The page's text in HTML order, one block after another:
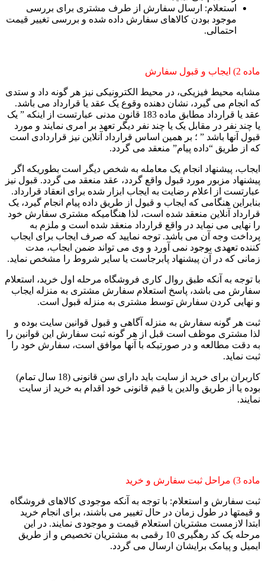
استعلام: ارسال سفارش از طرف مشتری برای بررسی
موجود بودن کالاهای سفارش داده شده و بررسی تغییر قیمت
احتمالی.
ماده 2) ایجاب و قبول سفارش
مشابه محیط فیزیکی، در محیط الکترونیکی نیز هر گونه داد و ستدی
که انجام می گیرد، نشان دهنده وقوع یک عقد یا قرارداد می باشد.
عقد یا قرارداد مطابق ماده 183 قانون مدنی عبارتست از اینکه ” یک
یا چند نفر در مقابل یک یا چند نفر دیگر تعهد بر امری نمایند و مورد
قبول آنها باشد ” ؛ بر همین اساس قرارداد آنلاین نیز قراردادی است
که از طریق “داده پیام” منعقد می گردد.
ایجاب، پیشنهاد انجام یک معامله به شخص دیگر است بطوریکه اگر
پیشنهاد مزبور مورد قبول واقع گردد، عقد منعقد می گردد. قبول نیز
عبارتست از اعلام رضایت به ایجاب ابزار شده برای انعقاد قرارداد.
بنابراین هنگامی که ایجاب و قبول از طریق داده پیام انجام گیرد، یک
قرارداد آنلاین منعقد شده است، لذا هنگامیکه مشتری سفارش خود
را نهایی می نماید در واقع قرارداد منعقد شده است و ملزم به
پرداخت وجه آن می باشد. توجه نمایید که صرف ایجاب برای ایجاب
کننده تعهدی بوجود نمی آورد و وی می تواند ضمن ایجاب، مدت
زمانی که در آن پیشنهاد پابرجاست یا سایر شروط را مشخص نماید.
با توجه به آنکه طبق روال کاری فروشگاه مرحله اول خرید، استعلام
سفارش می باشد، پاسخ استعلام سفارش مشتری به منزله ایجاب
و نهایی کردن سفارش توسط مشتری به منزله قبول است.
ثبت هر گونه سفارش به منزله آگاهی و قبول قوانین سایت بوده و
لذا مشتری موظف است قبل از هر گونه ثبت سفارش این قوانین را
به دقت مطالعه و در صورتیکه با آنها موافق است، سفارش خود را
ثبت نماید.
کاربران برای خرید از سایت باید دارای سن قانونی (18 سال تمام)
بوده یا از طریق والدین یا قیم قانونی خود اقدام به خرید از سایت
نمایند.
ماده 3) مراحل ثبت سفارش و خرید
ثبت سفارش و استعلام: با توجه به آنکه موجودی کالاهای فروشگاه
و قیمتها در طول زمان در حال تغییر می باشند، برای انجام خرید
ابتدا لازمست مشتریان استعلام قیمت و موجودی نمایند. در این
مرحله یک کد رهگیری 10 رقمی به مشتریان تخصیص و از طریق
ایمیل و پیامک برایشان ارسال می گردد.